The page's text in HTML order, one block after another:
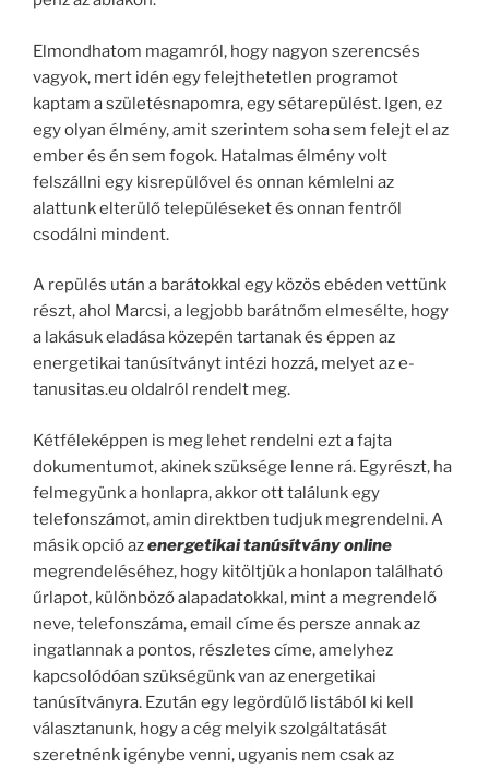
Elmondhatom magamról, hogy nagyon szerencsés
vagyok, mert idén egy felejthetetlen programot
kaptam a születésnapomra, egy sétarepülést. Igen, ez
egy olyan élmény, amit szerintem soha sem felejt el az
ember és én sem fogok. Hatalmas élmény volt
felszállni egy kisrepülővel és onnan kémlelni az
alattunk elterülő településeket és onnan fentről
csodálni mindent.
A repülés után a barátokkal egy közös ebéden vettünk
részt, ahol Marcsi, a legjobb barátnőm elmesélte, hogy
a lakásuk eladása közepén tartanak és éppen az
energetikai tanúsítványt intézi hozzá, melyet az e-
tanusitas.eu oldalról rendelt meg.
Kétféleképpen is meg lehet rendelni ezt a fajta
dokumentumot, akinek szüksége lenne rá. Egyrészt, ha
felmegyünk a honlapra, akkor ott találunk egy
telefonszámot, amin direktben tudjuk megrendelni. A
másik opció azenergetikai tanúsítvány online
megrendeléséhez, hogy kitöltjük a honlapon található
űrlapot, különböző alapadatokkal, mint a megrendelő
neve, telefonszáma, email címe és persze annak az
ingatlannak a pontos, részletes címe, amelyhez
kapcsolódóan szükségünk van az energetikai
tanúsítványra. Ezután egy legördülő listából ki kell
választanunk, hogy a cég melyik szolgáltatását
szeretnénk igénybe venni, ugyanis nem csak az